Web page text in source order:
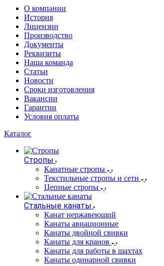
О компании
История
Лицензии
Производство
Документы
Реквизиты
Наша команда
Статьи
Новости
Сроки изготовления
Вакансии
Гарантии
Условия оплаты
Каталог
Стропы
Канатные стропы
Текстильные стропы и сети
Цепные стропы
Стальные канаты
Канат нержавеющий
Канаты авиационные
Канаты двойной свивки
Канаты для кранов
Канаты для работы в шахтах
Канаты одинарной свивки